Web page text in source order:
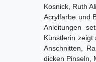
Kosnick, Ruth
Acrylfarbe und
Anleitungen
Künstlerin
Anschnitten,
dicken Pinseln,